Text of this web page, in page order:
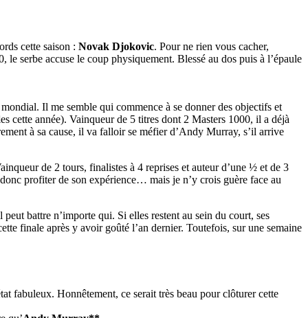
cette saison : Novak Djokovic. Pour ne rien vous cacher,
serbe accuse le coup physiquement. Blessé au dos puis à l’épaule
Il me semble qui commence à se donner des objectifs et
cette année). Vainqueur de 5 titres dont 2 Masters 1000, il a déjà
à sa cause, il va falloir se méfier d’Andy Murray, s’il arrive
de 2 tours, finalistes à 4 reprises et auteur d’une ½ et de 3
profiter de son expérience… mais je n’y crois guère face au
battre n’importe qui. Si elles restent au sein du court, ses
finale après y avoir goûté l’an dernier. Toutefois, sur une semaine
fabuleux. Honnêtement, ce serait très beau pour clôturer cette